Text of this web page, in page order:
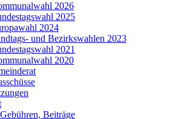
2026
2025
2024
und Bezirkswahlen 2023
2021
2020
Beiträge